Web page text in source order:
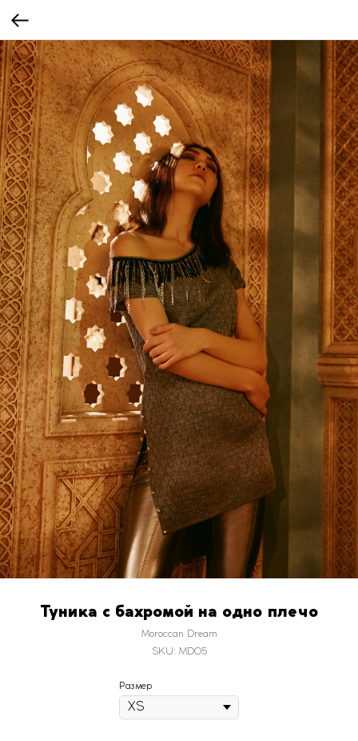
Туника с бахромой на одно плечо
Moroccan Dream
SKU: MD05
Размер